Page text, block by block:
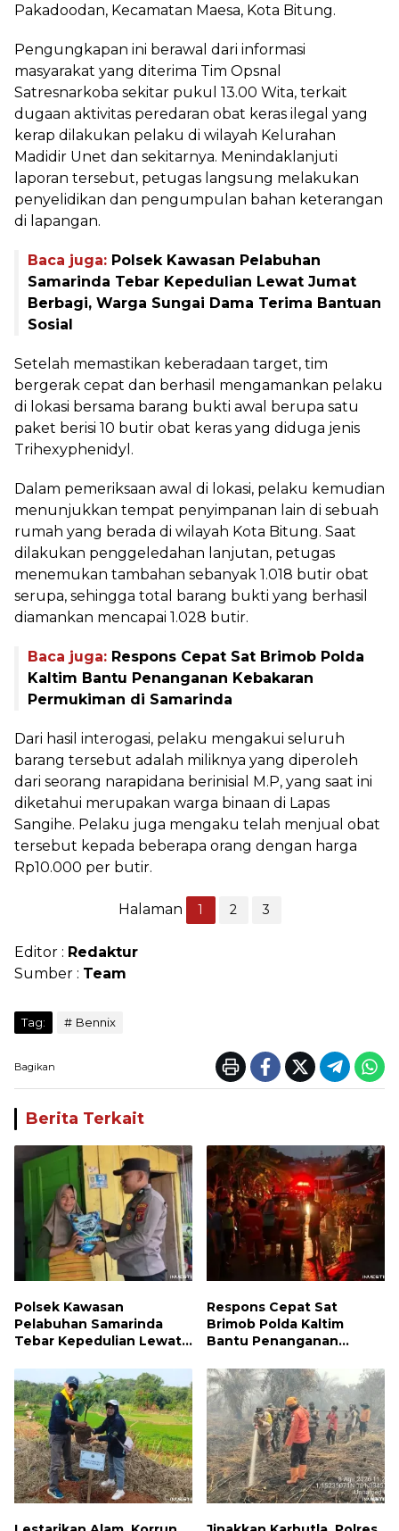
Pakadoodan, Kecamatan Maesa, Kota Bitung.
Pengungkapan ini berawal dari informasi
masyarakat yang diterima Tim Opsnal
Satresnarkoba sekitar pukul 13.00 Wita, terkait
dugaan aktivitas peredaran obat keras ilegal yang
kerap dilakukan pelaku di wilayah Kelurahan
Madidir Unet dan sekitarnya. Menindaklanjuti
laporan tersebut, petugas langsung melakukan
penyelidikan dan pengumpulan bahan keterangan
di lapangan.
Baca juga: Polsek Kawasan Pelabuhan
Samarinda Tebar Kepedulian Lewat Jumat
Berbagi, Warga Sungai Dama Terima Bantuan
Sosial
Setelah memastikan keberadaan target, tim
bergerak cepat dan berhasil mengamankan pelaku
di lokasi bersama barang bukti awal berupa satu
paket berisi 10 butir obat keras yang diduga jenis
Trihexyphenidyl.
Dalam pemeriksaan awal di lokasi, pelaku kemudian
menunjukkan tempat penyimpanan lain di sebuah
rumah yang berada di wilayah Kota Bitung. Saat
dilakukan penggeledahan lanjutan, petugas
menemukan tambahan sebanyak 1.018 butir obat
serupa, sehingga total barang bukti yang berhasil
diamankan mencapai 1.028 butir.
Baca juga: Respons Cepat Sat Brimob Polda
Kaltim Bantu Penanganan Kebakaran
Permukiman di Samarinda
Dari hasil interogasi, pelaku mengakui seluruh
barang tersebut adalah miliknya yang diperoleh
dari seorang narapidana berinisial M.P, yang saat ini
diketahui merupakan warga binaan di Lapas
Sangihe. Pelaku juga mengaku telah menjual obat
tersebut kepada beberapa orang dengan harga
Rp10.000 per butir.
Halaman 1 2 3
Editor : Redaktur
Sumber : Team
Tag: Bennix
Bagikan
Berita Terkait
Polsek Kawasan
Pelabuhan Samarinda
Tebar Kepedulian Lewat
Sungai Dama Terima
Bantuan Sosial
Respons Cepat Sat
Brimob Polda Kaltim
Bantu Penanganan
Samarinda